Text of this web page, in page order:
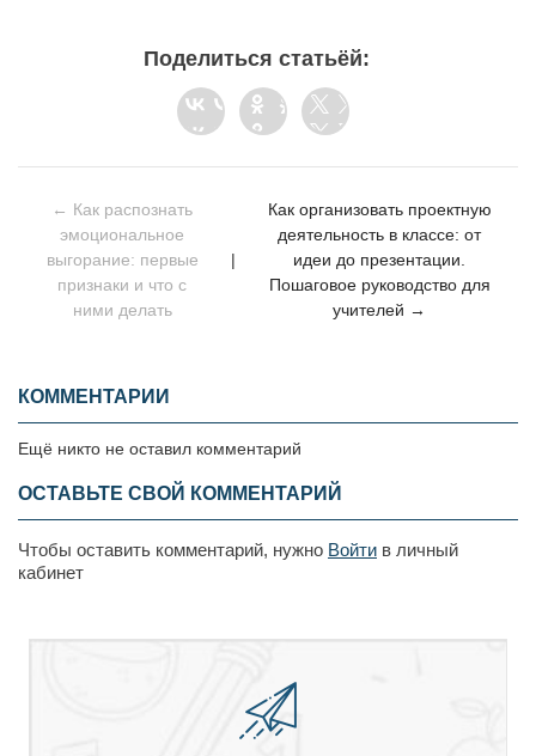
Поделиться статьёй:
← Как распознать
эмоциональное
выгорание: первые
признаки и что с
ними делать
|
Как организовать проектную
деятельность в классе: от
идеи до презентации.
Пошаговое руководство для
учителей →
КОММЕНТАРИИ
Ещё никто не оставил комментарий
ОСТАВЬТЕ СВОЙ КОММЕНТАРИЙ
Чтобы оставить комментарий, нужно Войти в личный
кабинет